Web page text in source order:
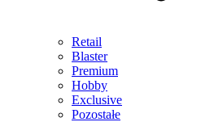
Retail
Blaster
Premium
Hobby
Exclusive
Pozostałe